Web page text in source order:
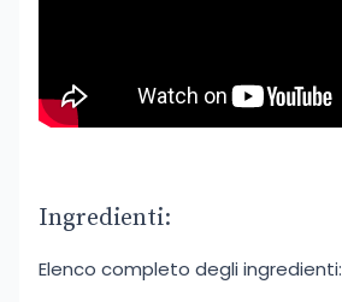
Ingredienti:
Elenco completo degli ingredienti: